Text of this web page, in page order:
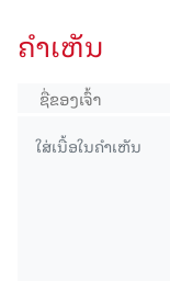
ຄໍາເຫັນ